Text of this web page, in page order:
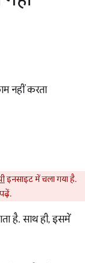
नहीं करता
इनसाइट में चला गया है.
है. साथ ही, इसमें